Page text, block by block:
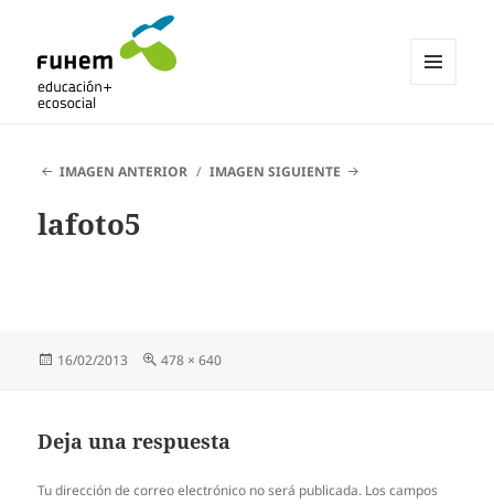
IMAGEN ANTERIOR IMAGEN SIGUIENTE
lafoto5
Publicado
16/02/2013
Tamaño
478 × 640
Deja una respuesta
Tu dirección de correo electrónico no será publicada. Los campos